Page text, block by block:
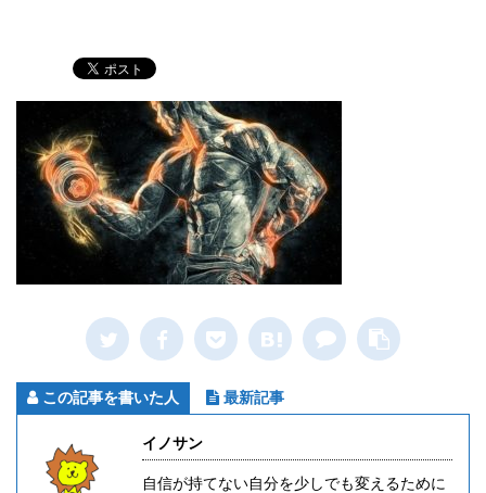
この記事を書いた人 最新記事
イノサン
自信が持てない自分を少しでも変えるために